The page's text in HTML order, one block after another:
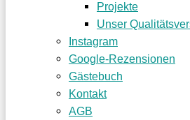
Projekte
Unser
Instagram
Google-Rezensionen
Gästebuch
Kontakt
AGB